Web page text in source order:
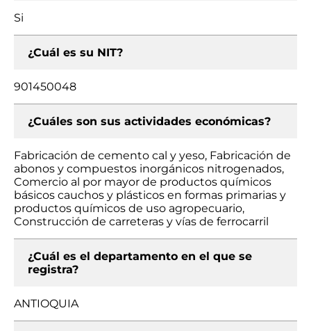
Si
¿Cuál es su NIT?
901450048
¿Cuáles son sus actividades económicas?
Fabricación de cemento cal y yeso, Fabricación de
abonos y compuestos inorgánicos nitrogenados,
Comercio al por mayor de productos químicos
básicos cauchos y plásticos en formas primarias y
productos químicos de uso agropecuario,
Construcción de carreteras y vías de ferrocarril
¿Cuál es el departamento en el que se
registra?
ANTIOQUIA